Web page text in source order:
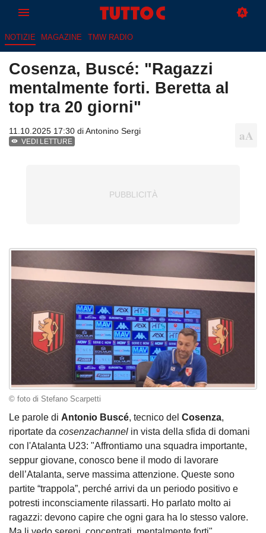
NOTIZIE MAGAZINE TMW RADIO
Cosenza, Buscé: "Ragazzi
mentalmente forti. Beretta al
top tra 20 giorni"
11.10.2025 17:30 diAntonino Sergi
VEDI LETTURE
© foto di Stefano Scarpetti
Le parole di Antonio Buscé, tecnico del Cosenza,
riportate da cosenzachannel in vista della sfida di domani
con l'Atalanta U23: "Affrontiamo una squadra importante,
seppur giovane, conosco bene il modo di lavorare
dell’Atalanta, serve massima attenzione. Queste sono
partite “trappola”, perché arrivi da un periodo positivo e
potresti inconsciamente rilassarti. Ho parlato molto ai
ragazzi: devono capire che ogni gara ha lo stesso valore.